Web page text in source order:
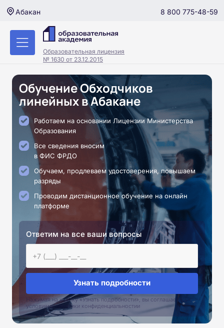
Абакан 8 800 775-48-59
Образовательная лицензия
№ 1630 от 23.12.2015
Обучение Обходчиков
линейных в Абакане
Работаем на основании Лицензии Министерства
Образования
Все сведения вносим
в ФИС ФРДО
Обучаем, продлеваем удостоверения, повышаем
разряды
Проводим дистанционное обучение на онлайн
платформе
Ответим на все ваши вопросы
Узнать подробности
Нажимая на кнопку «Узнать подробности», вы соглашаетесь с
условиями политики конфиденциальностии